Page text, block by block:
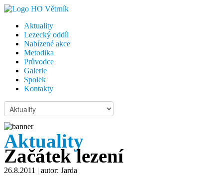
Aktuality
Lezecký oddíl
Nabízené akce
Metodika
Průvodce
Galerie
Spolek
Kontakty
Aktuality
Začátek lezení
26.8.2011 | autor: Jarda